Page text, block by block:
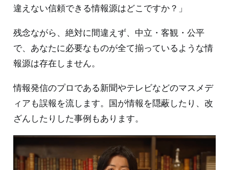
違えない信頼できる情報源はどこですか？」
残念ながら、絶対に間違えず、中立・客観・公平
で、あなたに必要なものが全て揃っているような情
報源は存在しません。
情報発信のプロである新聞やテレビなどのマスメデ
ィアも誤報を流します。国が情報を隠蔽したり、改
ざんしたりした事例もあります。